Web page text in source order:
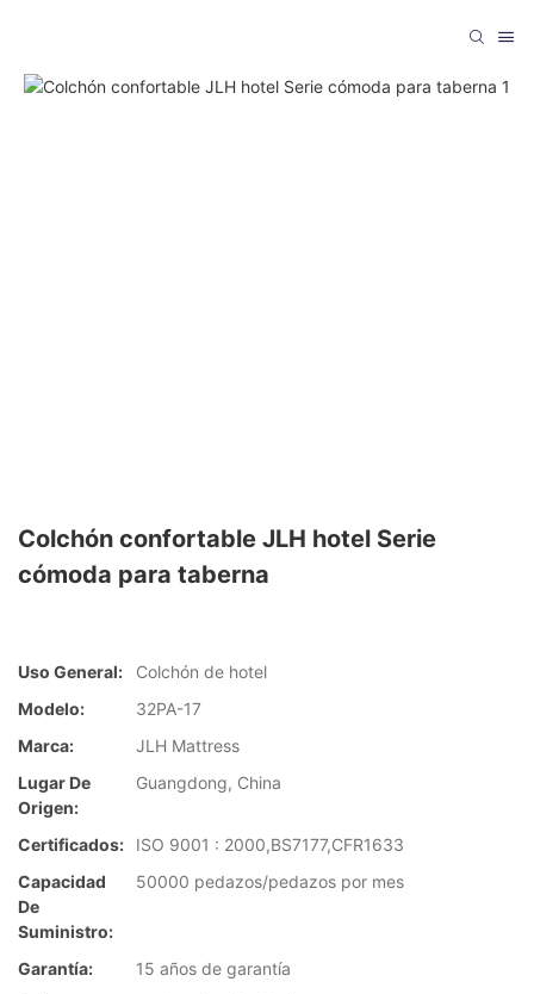
Colchón confortable JLH hotel Serie
cómoda para taberna
Uso General:
Colchón de hotel
Modelo:
32PA-17
Marca:
JLH Mattress
Lugar De
Origen:
Guangdong, China
Certificados:
ISO 9001 : 2000,BS7177,CFR1633
Capacidad
De
Suministro:
50000 pedazos/pedazos por mes
Garantía:
15 años de garantía